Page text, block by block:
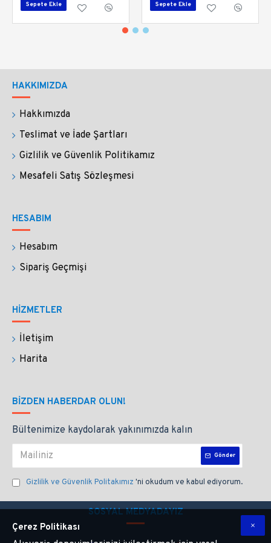
Sepete Ekle Sepete Ekle
HAKKIMIZDA
Hakkımızda
Teslimat ve İade Şartları
Gizlilik ve Güvenlik Politikamız
Mesafeli Satış Sözleşmesi
HESABIM
Hesabım
Sipariş Geçmişi
HİZMETLER
İletişim
Harita
BIZDEN HABERDAR OLUN!
Bültenimize kaydolarak yakınımızda kalın
Gönder
Gizlilik ve Güvenlik Politakımız 'ni okudum ve kabul ediyorum.
SOSYAL MEDYADAYIZ
Çerez Politikası